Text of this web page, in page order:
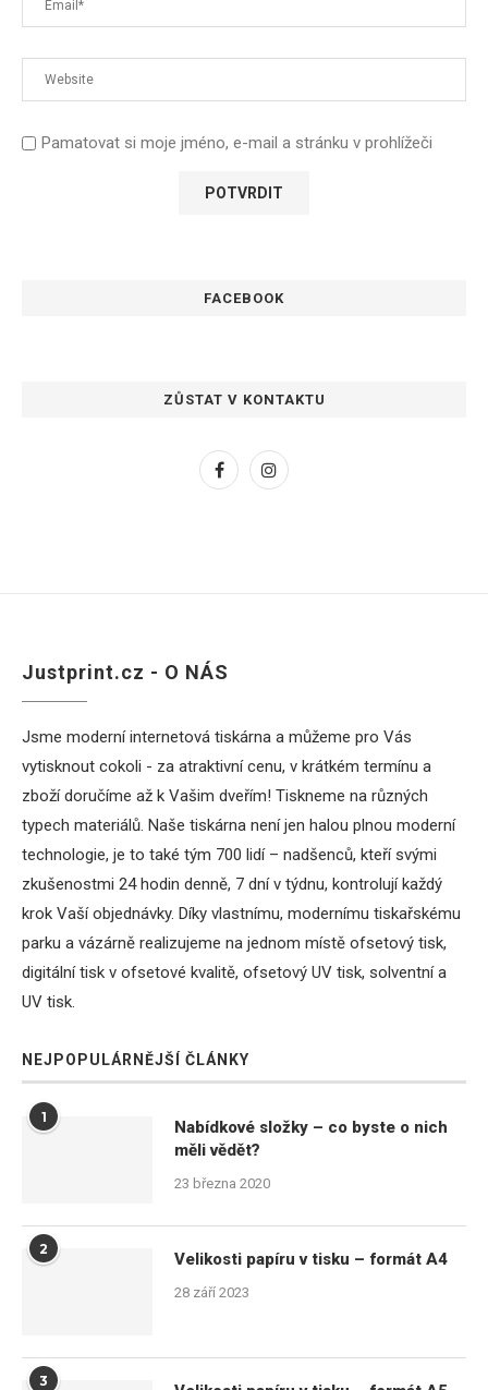
Pamatovat si moje jméno, e-mail a stránku v prohlížeči
FACEBOOK
ZŮSTAT V KONTAKTU
Justprint.cz - O NÁS
Jsme moderní internetová tiskárna a můžeme pro Vás
vytisknout cokoli - za atraktivní cenu, v krátkém termínu a
zboží doručíme až k Vašim dveřím! Tiskneme na různých
typech materiálů. Naše tiskárna není jen halou plnou moderní
technologie, je to také tým 700 lidí – nadšenců, kteří svými
zkušenostmi 24 hodin denně, 7 dní v týdnu, kontrolují každý
krok Vaší objednávky. Díky vlastnímu, modernímu tiskařskému
parku a vázárně realizujeme na jednom místě ofsetový tisk,
digitální tisk v ofsetové kvalitě, ofsetový UV tisk, solventní a
UV tisk.
NEJPOPULÁRNĚJŠÍ ČLÁNKY
1
Nabídkové složky – co byste o nich
měli vědět?
23 března 2020
2
Velikosti papíru v tisku – formát A4
28 září 2023
3